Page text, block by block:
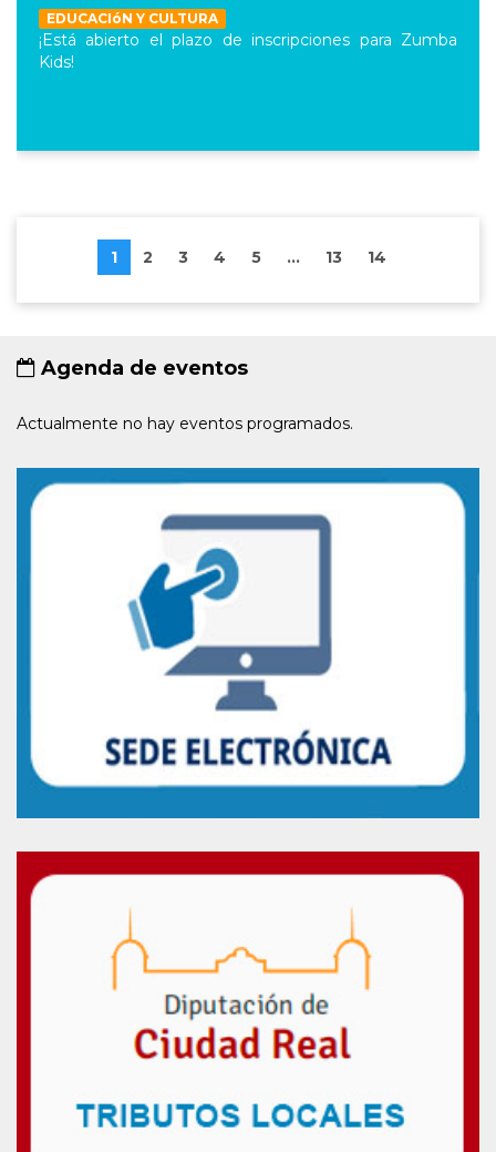
EDUCACIóN Y CULTURA
¡Está abierto el plazo de inscripciones para Zumba
Kids!
1 2 3 4 5 ... 13 14
Agenda de eventos
Actualmente no hay eventos programados.